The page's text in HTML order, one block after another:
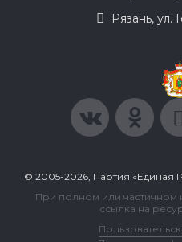
Рязань, ул.
© 2005-2026, Партия «Единая
При полном или частичном
ссылка на